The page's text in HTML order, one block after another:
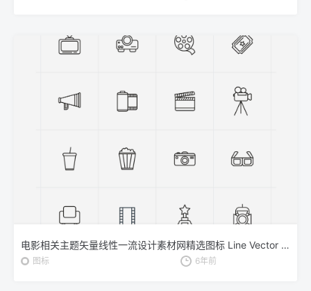
电影相关主题矢量线性一流设计素材网精选图标 Line Vector Cinema Icons
图标 6年前